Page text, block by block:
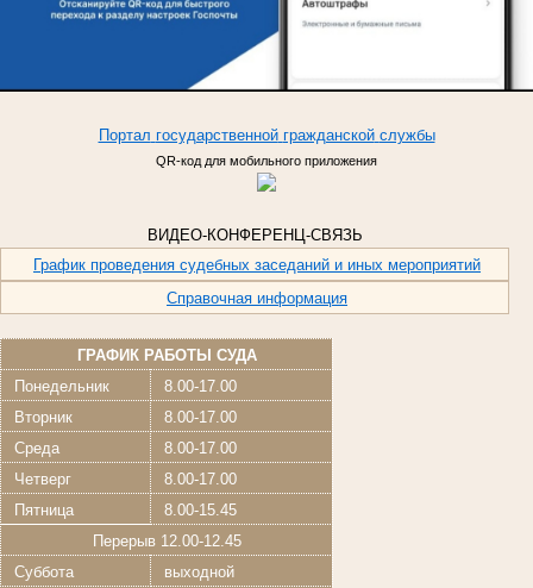
Портал государственной гражданской службы
QR-код для мобильного приложения
ВИДЕО-КОНФЕРЕНЦ-СВЯЗЬ
График проведения судебных заседаний и иных мероприятий
Справочная информация
ГРАФИК РАБОТЫ СУДА
Понедельник
8.00-17.00
Вторник
8.00-17.00
Среда
8.00-17.00
Четверг
8.00-17.00
Пятница
8.00-15.45
Перерыв 12.00-12.45
Суббота
выходной